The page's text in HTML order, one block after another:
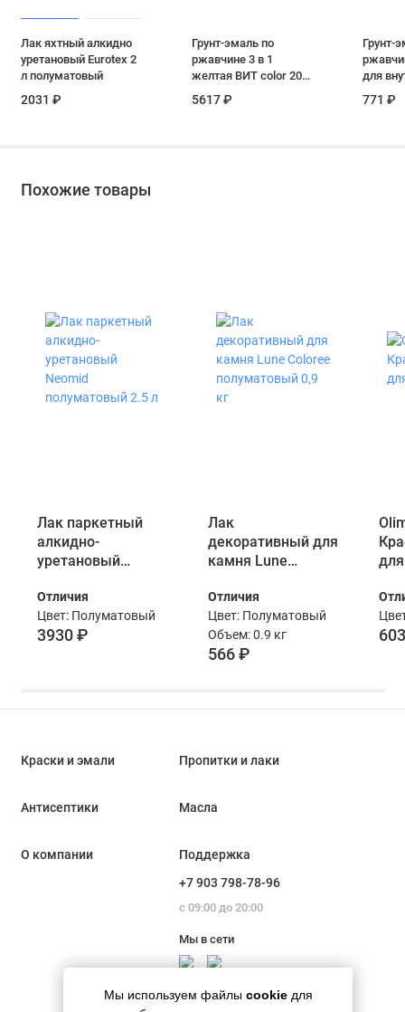
Лак яхтный алкидно
уретановый Eurotex 2
л полуматовый
2031 ₽
Грунт-эмаль по
ржавчине 3 в 1
желтая ВИТ color 20
5617 ₽
Грунт-
для
C 0.7 л
771 ₽
Похожие товары
Лак паркетный
алкидно-
уретановый
полуматовый 2.5 л
Отличия
Цвет: Полуматовый
3930 ₽
Лак
декоративный для
камня Lune
полуматовый 0,9
кг
Отличия
Цвет: Полуматовый
Объем: 0.9 кг
566 ₽
Мы используем файлы cookie для
Краски и эмали Пропитки и лаки
Антисептики Масла
О компании
Поддержка
+7 903 798-78-96
с 09:00 до 20:00
Мы в сети